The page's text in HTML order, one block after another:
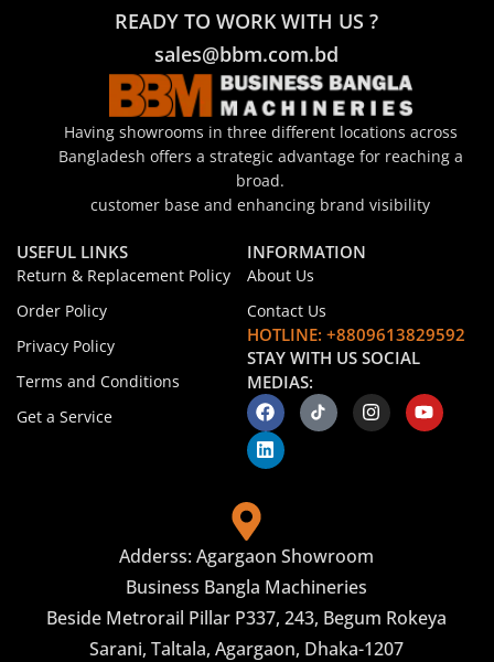
READY TO WORK WITH US ?
sales@bbm.com.bd
Having showrooms in three different locations across
Bangladesh offers a strategic advantage for reaching a
broad.
customer base and enhancing brand visibility
USEFUL LINKS
Return & Replacement Policy
Order Policy
Privacy Policy
Terms and Conditions
Get a Service
INFORMATION
About Us
Contact Us
HOTLINE: +8809613829592
STAY WITH US SOCIAL
MEDIAS:
Adderss: Agargaon Showroom
Business Bangla Machineries
Beside Metrorail Pillar P337, 243, Begum Rokeya
Sarani, Taltala, Agargaon, Dhaka-1207